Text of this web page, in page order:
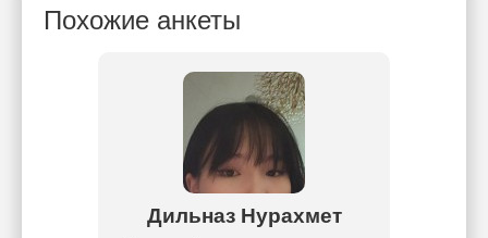
Похожие анкеты
Дильназ Нурахмет